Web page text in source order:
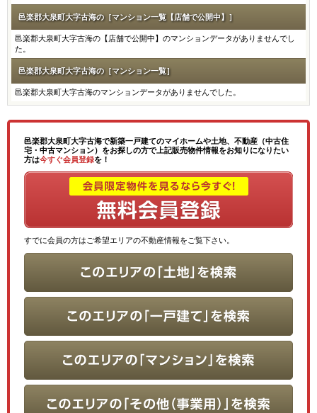
邑楽郡大泉町大字古海の［マンション一覧【店舗で公開中】］
邑楽郡大泉町大字古海の【店舗で公開中】のマンションデータがありませんでし
た。
邑楽郡大泉町大字古海の［マンション一覧］
邑楽郡大泉町大字古海のマンションデータがありませんでした。
邑楽郡大泉町大字古海で新築一戸建てのマイホームや土地、不動産（中古住
宅・中古マンション）をお探しの方で上記販売物件情報をお知りになりたい
方は今すぐ会員登録を！
すでに会員の方はご希望エリアの不動産情報をご覧下さい。